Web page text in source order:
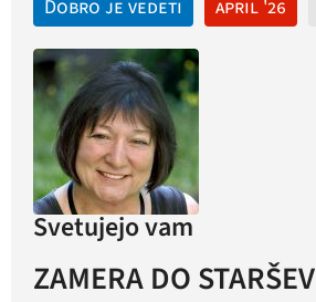
Dobro je vedeti april '26
Svetujejo vam
ZAMERA DO STARŠEV